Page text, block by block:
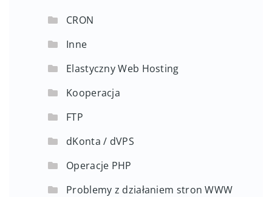
CRON
Inne
Elastyczny Web Hosting
Kooperacja
FTP
dKonta / dVPS
Operacje PHP
Problemy z działaniem stron WWW